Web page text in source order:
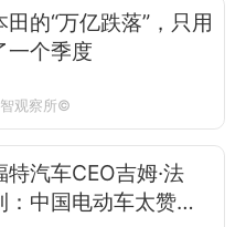
田的“万亿跌落”，只用
一个季度
观察所©
特汽车CEO吉姆·法
：中国电动车太赞